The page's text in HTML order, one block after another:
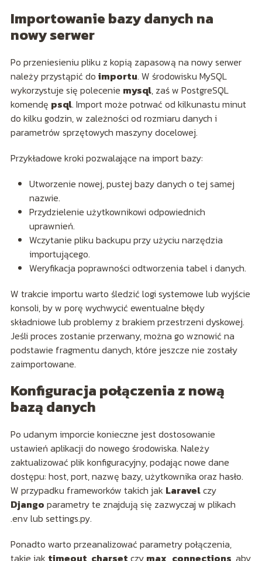
Importowanie bazy danych na
nowy serwer
Po przeniesieniu pliku z kopią zapasową na nowy serwer
należy przystąpić do importu. W środowisku MySQL
wykorzystuje się polecenie mysql, zaś w PostgreSQL
komendę psql. Import może potrwać od kilkunastu minut
do kilku godzin, w zależności od rozmiaru danych i
parametrów sprzętowych maszyny docelowej.
Przykładowe kroki pozwalające na import bazy:
Utworzenie nowej, pustej bazy danych o tej samej
nazwie.
Przydzielenie użytkownikowi odpowiednich
uprawnień.
Wczytanie pliku backupu przy użyciu narzędzia
importującego.
Weryfikacja poprawności odtworzenia tabel i danych.
W trakcie importu warto śledzić logi systemowe lub wyjście
konsoli, by w porę wychwycić ewentualne błędy
składniowe lub problemy z brakiem przestrzeni dyskowej.
Jeśli proces zostanie przerwany, można go wznowić na
podstawie fragmentu danych, które jeszcze nie zostały
zaimportowane.
Konfiguracja połączenia z nową
bazą danych
Po udanym imporcie konieczne jest dostosowanie
ustawień aplikacji do nowego środowiska. Należy
zaktualizować plik konfiguracyjny, podając nowe dane
dostępu: host, port, nazwę bazy, użytkownika oraz hasło.
W przypadku frameworków takich jak Laravelczy
Django parametry te znajdują się zazwyczaj w plikach
.env lub settings.py.
Ponadto warto przeanalizować parametry połączenia,
takie jak timeout charset czy max_connections , aby